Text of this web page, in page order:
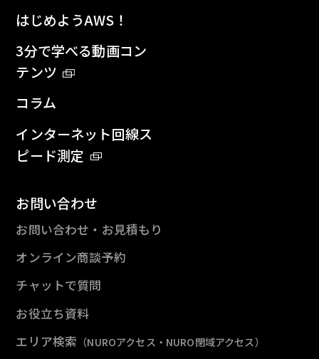
はじめようAWS！
3分で学べる動画コン
テンツ
コラム
インターネット回線ス
ピード測定
お問い合わせ
お問い合わせ・お見積もり
オンライン商談予約
チャットで質問
お役立ち資料
エリア検索 （NUROアクセス・NURO閉域アクセス）